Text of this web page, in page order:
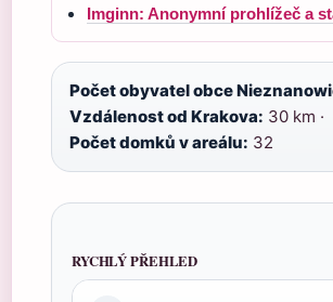
Imginn: Anonymní prohlížeč a
Počet obyvatel obce
Vzdálenost od Krakova: 30 km ·
Počet domků v areálu: 32
RYCHLÝ PŘEHLED